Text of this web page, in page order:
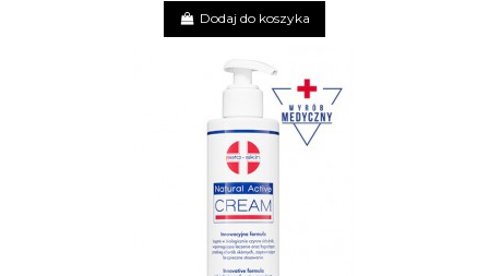
Dodaj do koszyka